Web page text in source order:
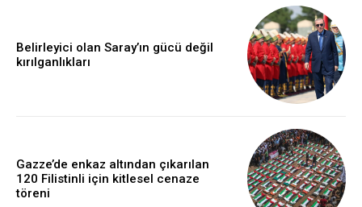
Belirleyici olan Saray’ın gücü değil
kırılganlıkları
Gazze’de enkaz altından çıkarılan
120 Filistinli için kitlesel cenaze
töreni